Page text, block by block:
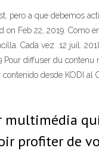
pero a que debemos
Feb 22, 2019.
Cada vez 12 juil.
diffuser du
desde KODI
profiter de